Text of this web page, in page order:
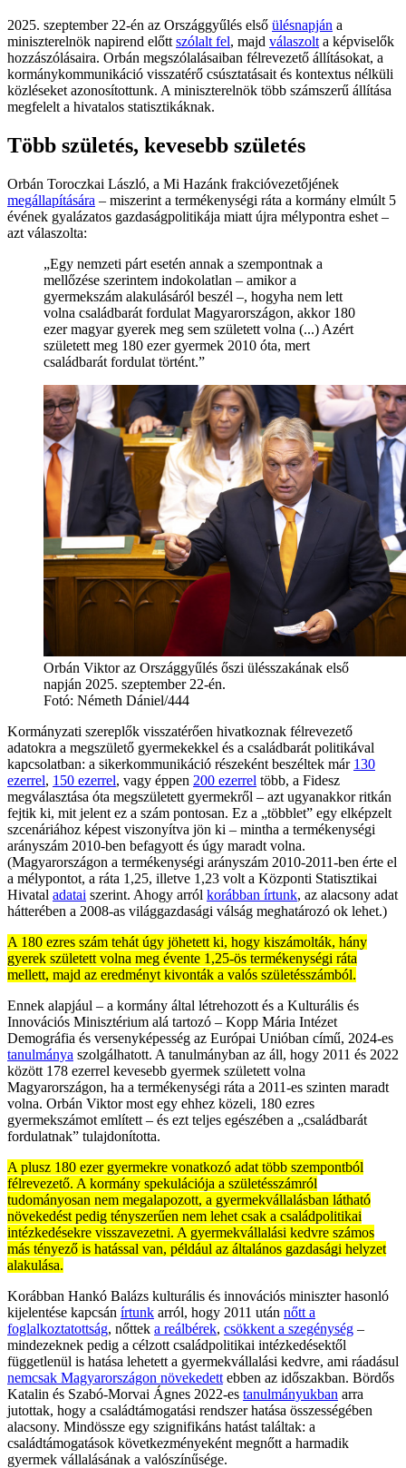
2025. szeptember 22-én az Országgyűlés első ülésnapján a
miniszterelnök napirend előtt szólalt fel, majd válaszolt a képviselők
hozzászólásaira. Orbán megszólalásaiban félrevezető állításokat, a
kormánykommunikáció visszatérő csúsztatásait és kontextus nélküli
közléseket azonosítottunk. A miniszterelnök több számszerű állítása
megfelelt a hivatalos statisztikáknak.
Több születés, kevesebb születés
Orbán Toroczkai László, a Mi Hazánk frakcióvezetőjének
megállapítására – miszerint a termékenységi ráta a kormány elmúlt 5
évének gyalázatos gazdaságpolitikája miatt újra mélypontra eshet –
azt válaszolta:
„Egy nemzeti párt esetén annak a szempontnak a
mellőzése szerintem indokolatlan – amikor a
gyermekszám alakulásáról beszél –, hogyha nem lett
volna családbarát fordulat Magyarországon, akkor 180
ezer magyar gyerek meg sem született volna (...) Azért
született meg 180 ezer gyermek 2010 óta, mert
családbarát fordulat történt.”
Orbán Viktor az Országgyűlés őszi ülésszakának első
napján 2025. szeptember 22-én.
Fotó: Németh Dániel/444
Kormányzati szereplők visszatérően hivatkoznak félrevezető
adatokra a megszülető gyermekekkel és a családbarát politikával
kapcsolatban: a sikerkommunikáció részeként beszéltek már 130
ezerrel, 150 ezerrel, vagy éppen 200 ezerrel több, a Fidesz
megválasztása óta megszületett gyermekről – azt ugyanakkor ritkán
fejtik ki, mit jelent ez a szám pontosan. Ez a „többlet” egy elképzelt
szcenáriához képest viszonyítva jön ki – mintha a termékenységi
arányszám 2010-ben befagyott és úgy maradt volna.
(Magyarországon a termékenységi arányszám 2010-2011-ben érte el
a mélypontot, a ráta 1,25, illetve 1,23 volt a Központi Statisztikai
Hivatal adatai szerint. Ahogy arról korábban írtunk, az alacsony adat
hátterében a 2008-as világgazdasági válság meghatározó ok lehet.)
A 180 ezres szám tehát úgy jöhetett ki, hogy kiszámolták, hány
gyerek született volna meg évente 1,25-ös termékenységi ráta
mellett, majd az eredményt kivonták a valós születésszámból.
Ennek alapjául – a kormány által létrehozott és a Kulturális és
Innovációs Minisztérium alá tartozó – Kopp Mária Intézet
Demográfia és versenyképesség az Európai Unióban című, 2024-es
tanulmánya szolgálhatott. A tanulmányban az áll, hogy 2011 és 2022
között 178 ezerrel kevesebb gyermek született volna
Magyarországon, ha a termékenységi ráta a 2011-es szinten maradt
volna. Orbán Viktor most egy ehhez közeli, 180 ezres
gyermekszámot említett – és ezt teljes egészében a „családbarát
fordulatnak” tulajdonította.
A plusz 180 ezer gyermekre vonatkozó adat több szempontból
félrevezető. A kormány spekulációja a születésszámról
tudományosan nem megalapozott, a gyermekvállalásban látható
növekedést pedig tényszerűen nem lehet csak a családpolitikai
intézkedésekre visszavezetni. A gyermekvállalási kedvre számos
más tényező is hatással van, például az általános gazdasági helyzet
alakulása.
Korábban Hankó Balázs kulturális és innovációs miniszter hasonló
kijelentése kapcsán írtunk arról, hogy 2011 után nőtt a
foglalkoztatottság, nőttek a reálbérek, csökkent a szegénység –
mindezeknek pedig a célzott családpolitikai intézkedésektől
függetlenül is hatása lehetett a gyermekvállalási kedvre, ami ráadásul
nemcsak Magyarországon növekedett ebben az időszakban. Bördős
Katalin és Szabó-Morvai Ágnes 2022-es tanulmányukban arra
jutottak, hogy a családtámogatási rendszer hatása összességében
alacsony. Mindössze egy szignifikáns hatást találtak: a
családtámogatások következményeként megnőtt a harmadik
gyermek vállalásának a valószínűsége.